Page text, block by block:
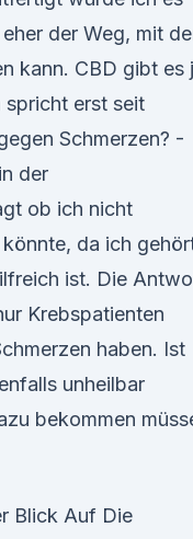
der Weg, mit
kann. CBD gibt es
spricht erst seit
Schmerzen? -
der
ob ich nicht
da ich
ist. Die
Krebspatienten
haben. Ist
unheilbar
bekommen
Blick Auf Die